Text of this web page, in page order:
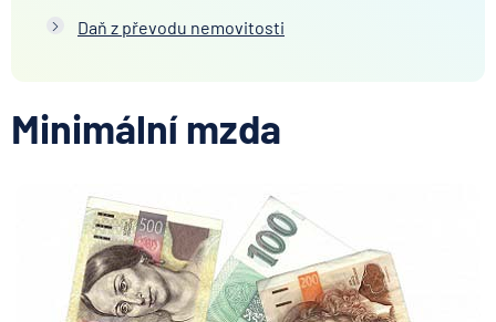
Daň z převodu nemovitosti
Minimální mzda